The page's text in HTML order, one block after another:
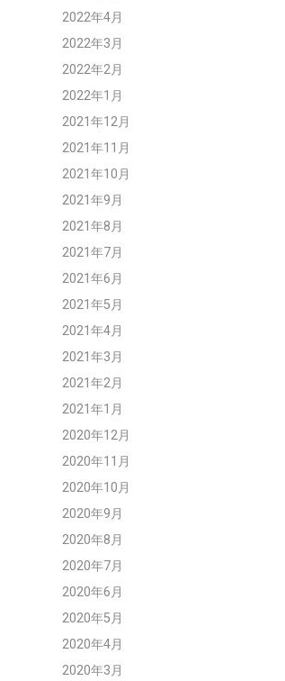
2022年4月
2022年3月
2022年2月
2022年1月
2021年12月
2021年11月
2021年10月
2021年9月
2021年8月
2021年7月
2021年6月
2021年5月
2021年4月
2021年3月
2021年2月
2021年1月
2020年12月
2020年11月
2020年10月
2020年9月
2020年8月
2020年7月
2020年6月
2020年5月
2020年4月
2020年3月